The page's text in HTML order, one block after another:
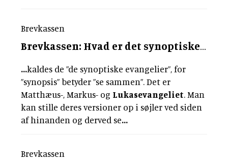
Brevkassen
Brevkassen: Hvad er det synoptiske problem?
...kaldes de ”de synoptiske evangelier”, for
”synopsis” betyder ”se sammen”. Det er
Matthæus-, Markus- og Lukasevangeliet. Man
kan stille deres versioner op i søjler ved siden
af hinanden og derved se...
Brevkassen